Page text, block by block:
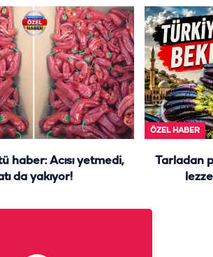
haber: Acısı yetmedi,
da yakıyor!
ÖZEL HABER
Tarladan